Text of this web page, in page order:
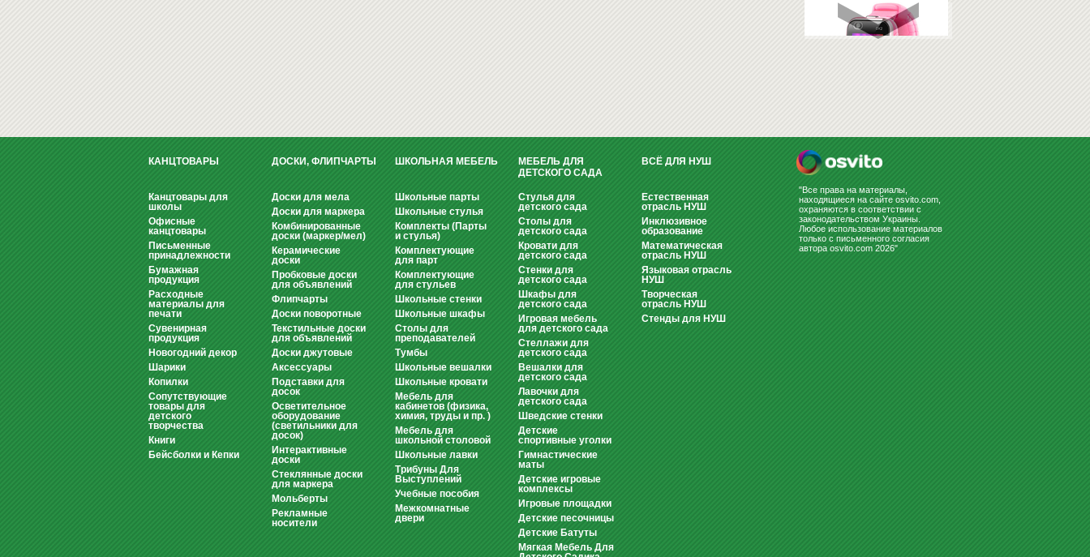
PINK
2795грн
КАНЦТОВАРЫ
Канцтовары для
школы
Офисные
канцтовары
Письменные
принадлежности
Бумажная
продукция
Расходные
материалы для
печати
Сувенирная
продукция
Новогодний декор
Шарики
Копилки
Сопутствующие
товары для
детского
творчества
Книги
Бейсболки и Кепки
ДОСКИ, ФЛИПЧАРТЫ
Доски для мела
Доски для маркера
Комбинированные
доски (маркер/мел)
Керамические
доски
Пробковые доски
для объявлений
Флипчарты
Доски поворотные
Текстильные доски
для объявлений
Доски джутовые
Аксессуары
Подставки для
досок
Осветительное
оборудование
(светильники для
досок)
Интерактивные
доски
Стеклянные доски
для маркера
Мольберты
Рекламные
носители
ШКОЛЬНАЯ МЕБЕЛЬ
Школьные парты
Школьные стулья
Комплекты (Парты
и стулья)
Комплектующие
для парт
Комплектующие
для стульев
Школьные стенки
Школьные шкафы
Столы для
преподавателей
Тумбы
Школьные вешалки
Школьные кровати
Мебель для
кабинетов (физика,
химия, труды и пр. )
Мебель для
школьной столовой
Школьные лавки
Трибуны Для
Выступлений
Учебные пособия
Межкомнатные
двери
МЕБЕЛЬ ДЛЯ
ДЕТСКОГО САДА
Стулья для
детского сада
Столы для
детского сада
Кровати для
детского сада
Стенки для
детского сада
Шкафы для
детского сада
Игровая мебель
для детского сада
Стеллажи для
детского сада
Вешалки для
детского сада
Лавочки для
детского сада
Шведские стенки
Детские
спортивные уголки
Гимнастические
маты
Детские игровые
комплексы
Игровые площадки
Детские песочницы
Детские Батуты
Мягкая Мебель Для
ВСЁ ДЛЯ НУШ
Естественная
отрасль НУШ
Инклюзивное
образование
Математическая
отрасль НУШ
Языковая отрасль
НУШ
Творческая
отрасль НУШ
Стенды для НУШ
"Все права на материалы,
находящиеся на сайте osvito.com,
охраняются в соответствии с
законодательством Украины.
Любое использование материалов
только с письменного согласия
автора osvito.com 2026"